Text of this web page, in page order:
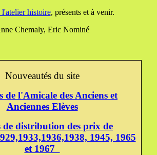
l'atelier histoire, présents et à venir.
Chemaly, Eric Nominé
Nouveautés du site
de l'Amicale des Anciens et
Anciennes Elèves
de distribution des prix de
1945, 1965
et 1967